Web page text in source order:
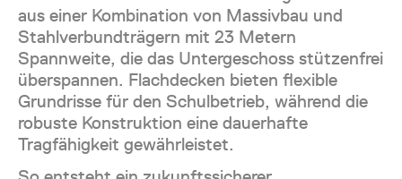
aus einer Kombination von Massivbau und
Stahlverbundträgern mit 23 Metern
Spannweite, die das Untergeschoss stützenfrei
überspannen. Flachdecken bieten flexible
Grundrisse für den Schulbetrieb, während die
robuste Konstruktion eine dauerhafte
Tragfähigkeit gewährleistet.